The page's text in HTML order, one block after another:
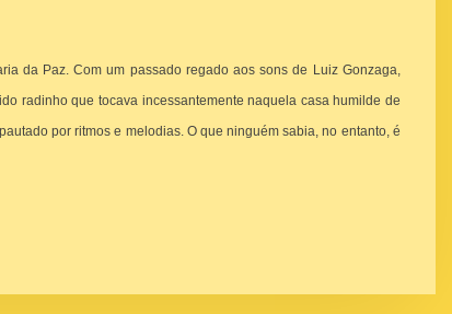
da Paz. Com um passado regado aos sons de Luiz Gonzaga,
radinho que tocava incessantemente naquela casa humilde de
por ritmos e melodias. O que ninguém sabia, no entanto, é